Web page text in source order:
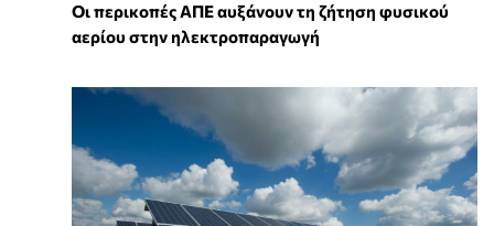
Οι περικοπές ΑΠΕ αυξάνουν τη ζήτηση φυσικού
αερίου στην ηλεκτροπαραγωγή